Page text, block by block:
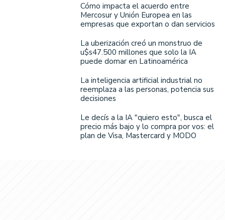
Cómo impacta el acuerdo entre
Mercosur y Unión Europea en las
empresas que exportan o dan servicios
La uberización creó un monstruo de
u$s47.500 millones que solo la IA
puede domar en Latinoamérica
La inteligencia artificial industrial no
reemplaza a las personas, potencia sus
decisiones
Le decís a la IA "quiero esto", busca el
precio más bajo y lo compra por vos: el
plan de Visa, Mastercard y MODO